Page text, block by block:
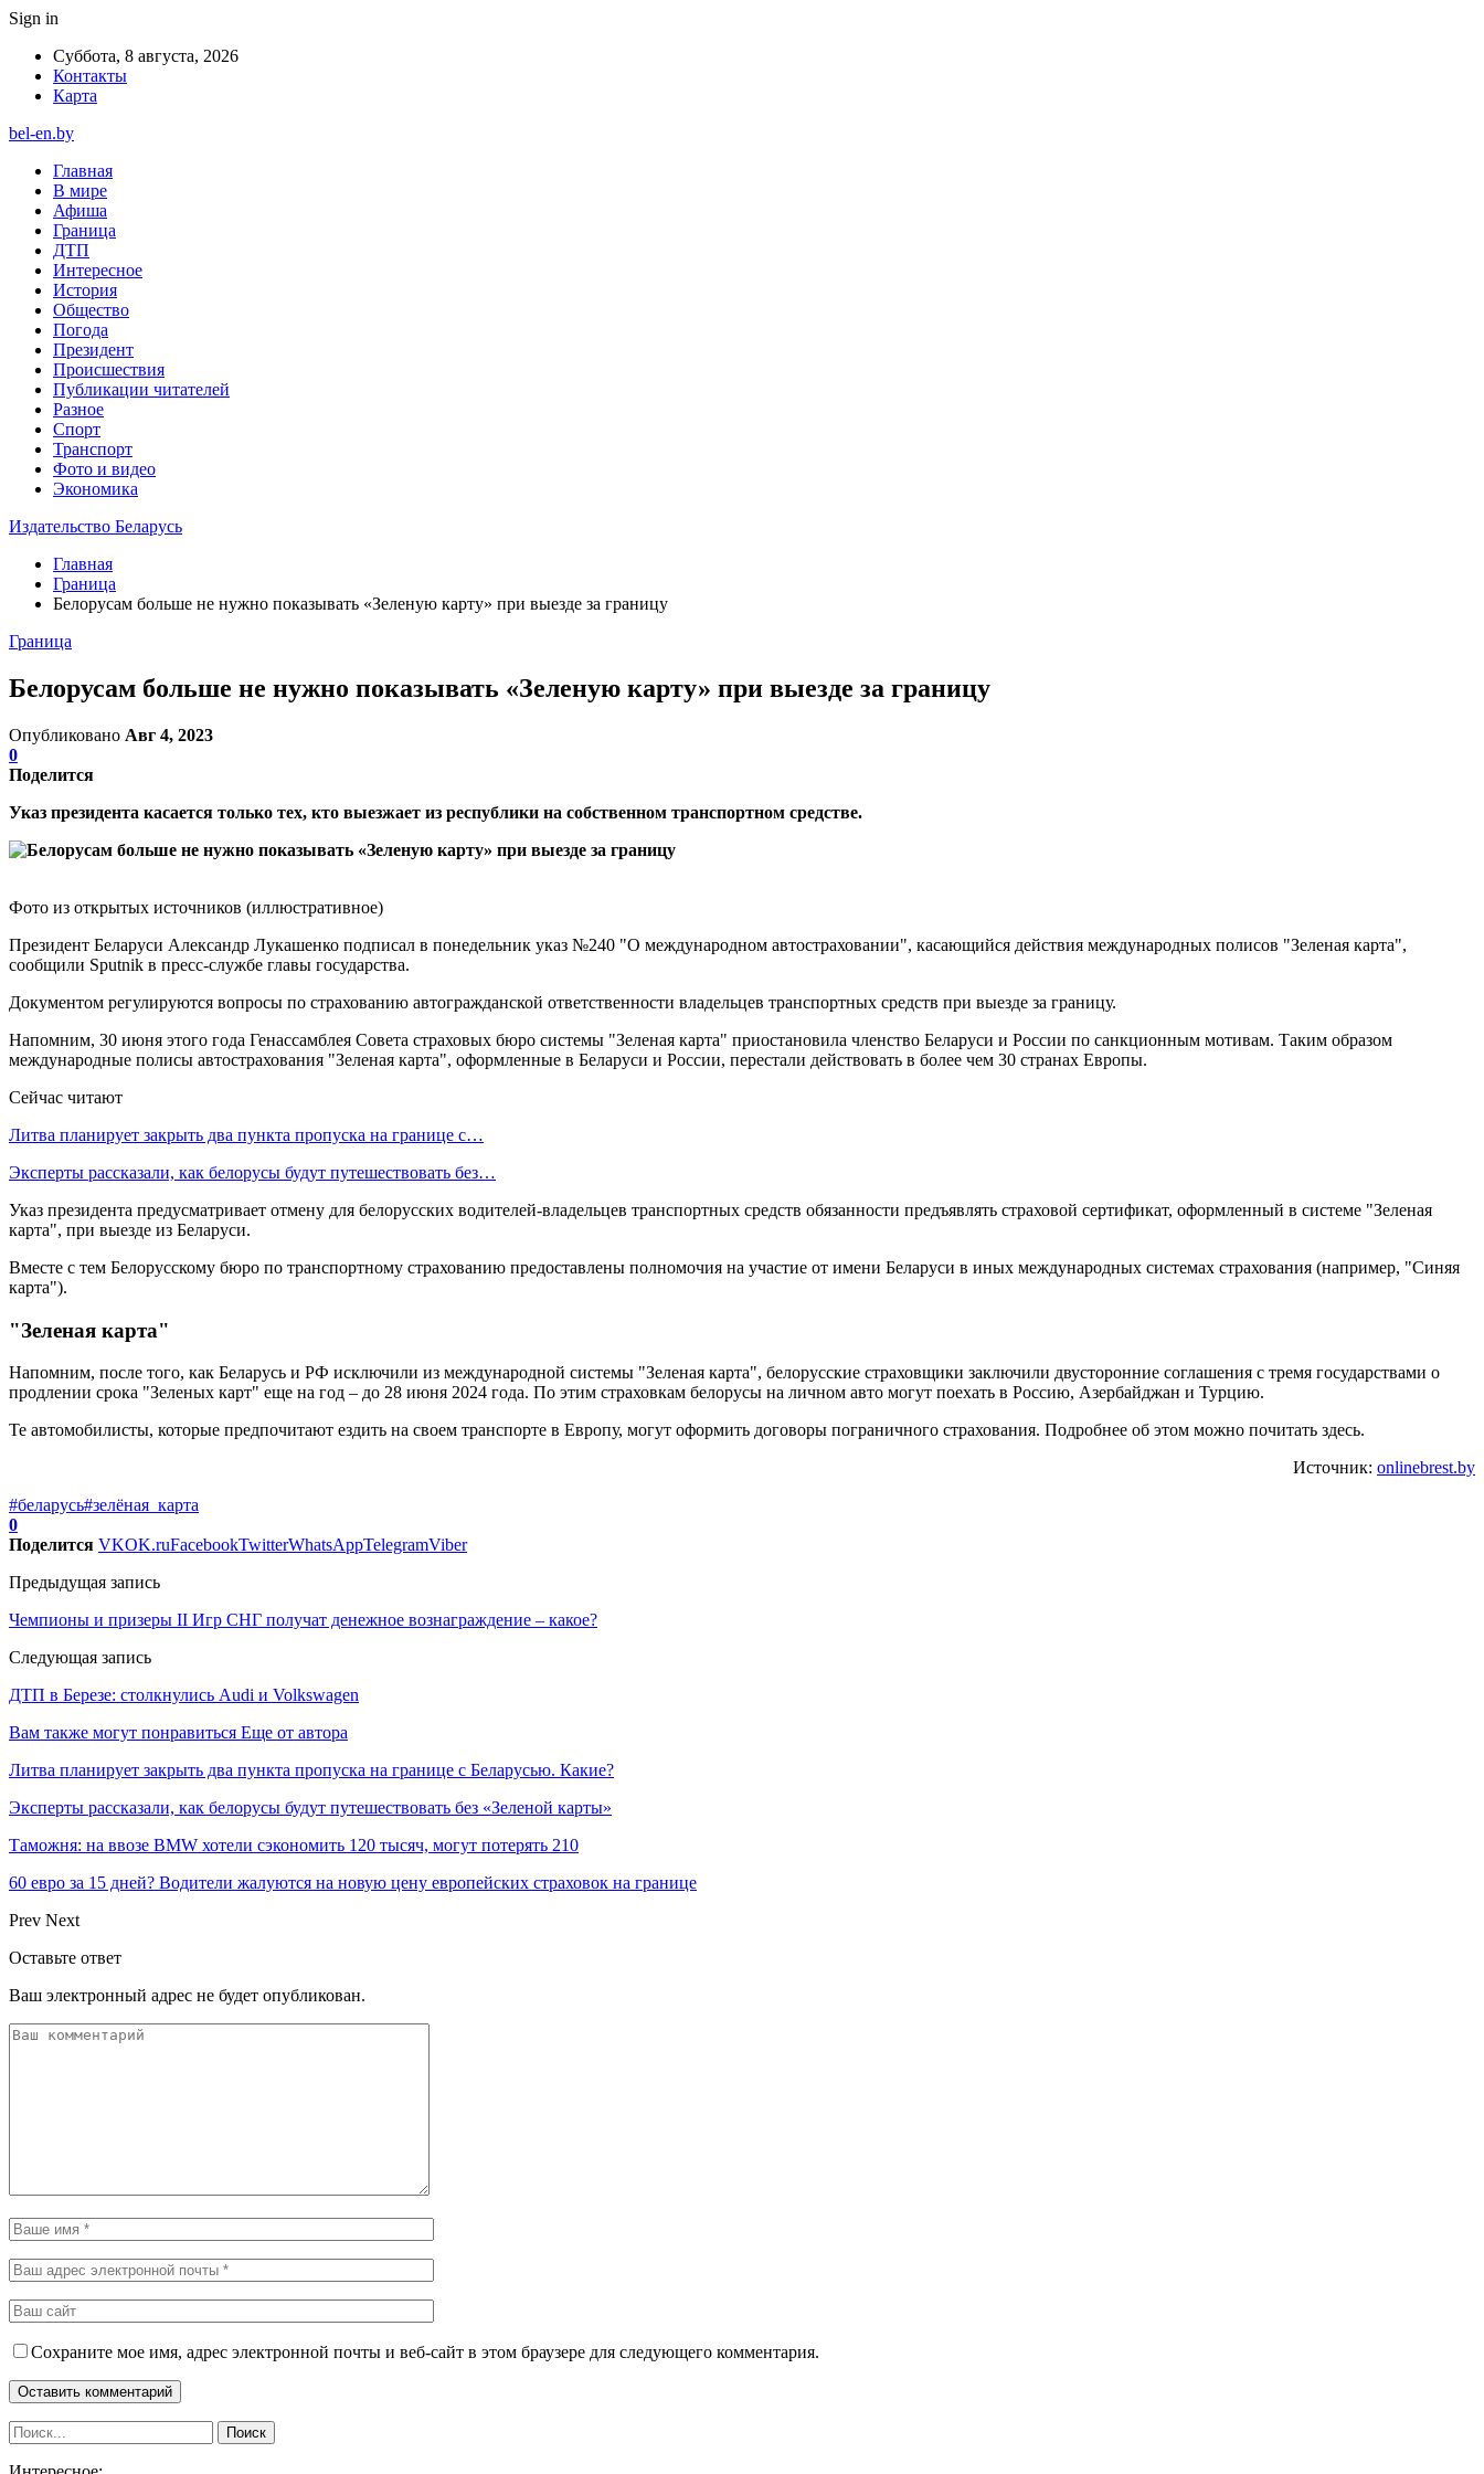
Sign in
Суббота, 8 августа, 2026
Контакты
Карта
bel-en.by
Главная
В мире
Афиша
Граница
ДТП
Интересное
История
Общество
Погода
Президент
Происшествия
Публикации читателей
Разное
Спорт
Транспорт
Фото и видео
Экономика
Издательство Беларусь
Главная
Граница
Белорусам больше не нужно показывать «Зеленую карту» при выезде за границу
Граница
Белорусам больше не нужно показывать «Зеленую карту» при выезде за границу
Опубликовано Авг 4, 2023
0
Поделится
Указ президента касается только тех, кто выезжает из республики на собственном транспортном средстве.
Фото из открытых источников (иллюстративное)
Президент Беларуси Александр Лукашенко подписал в понедельник указ №240 "О международном автостраховании", касающийся действия международных полисов "Зеленая карта",
сообщили Sputnik в пресс-службе главы государства.
Документом регулируются вопросы по страхованию автогражданской ответственности владельцев транспортных средств при выезде за границу.
Напомним, 30 июня этого года Генассамблея Совета страховых бюро системы "Зеленая карта" приостановила членство Беларуси и России по санкционным мотивам. Таким образом
международные полисы автострахования "Зеленая карта", оформленные в Беларуси и России, перестали действовать в более чем 30 странах Европы.
Сейчас читают
Литва планирует закрыть два пункта пропуска на границе с…
Эксперты рассказали, как белорусы будут путешествовать без…
Указ президента предусматривает отмену для белорусских водителей-владельцев транспортных средств обязанности предъявлять страховой сертификат, оформленный в системе "Зеленая
карта", при выезде из Беларуси.
Вместе с тем Белорусскому бюро по транспортному страхованию предоставлены полномочия на участие от имени Беларуси в иных международных системах страхования (например, "Синяя
карта").
"Зеленая карта"
Напомним, после того, как Беларусь и РФ исключили из международной системы "Зеленая карта", белорусские страховщики заключили двусторонние соглашения с тремя государствами о
продлении срока "Зеленых карт" еще на год – до 28 июня 2024 года. По этим страховкам белорусы на личном авто могут поехать в Россию, Азербайджан и Турцию.
Те автомобилисты, которые предпочитают ездить на своем транспорте в Европу, могут оформить договоры пограничного страхования. Подробнее об этом можно почитать здесь.
Источник: onlinebrest.by
#беларусь#зелёная_карта
0
Поделится VKOK.ruFacebookTwitterWhatsAppTelegramViber
Предыдущая запись
Чемпионы и призеры II Игр СНГ получат денежное вознаграждение – какое?
Следующая запись
ДТП в Березе: столкнулись Audi и Volkswagen
Вам также могут понравиться Еще от автора
Литва планирует закрыть два пункта пропуска на границе с Беларусью. Какие?
Эксперты рассказали, как белорусы будут путешествовать без «Зеленой карты»
Таможня: на ввозе BMW хотели сэкономить 120 тысяч, могут потерять 210
60 евро за 15 дней? Водители жалуются на новую цену европейских страховок на границе
Prev Next
Оставьте ответ
Ваш электронный адрес не будет опубликован.
Сохраните мое имя, адрес электронной почты и веб-сайт в этом браузере для следующего комментария.